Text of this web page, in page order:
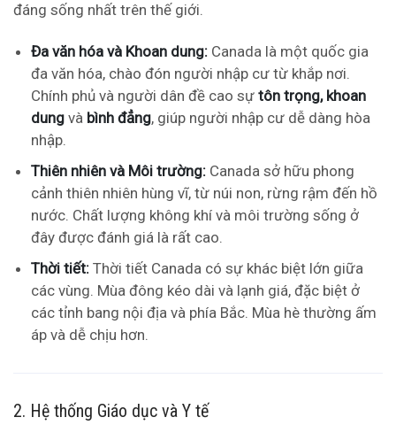
đáng sống nhất trên thế giới.
Đa văn hóa và Khoan dung: Canada là một quốc gia
đa văn hóa, chào đón người nhập cư từ khắp nơi.
Chính phủ và người dân đề cao sự tôn trọng, khoan
dung và bình đẳng, giúp người nhập cư dễ dàng hòa
nhập.
Thiên nhiên và Môi trường: Canada sở hữu phong
cảnh thiên nhiên hùng vĩ, từ núi non, rừng rậm đến hồ
nước. Chất lượng không khí và môi trường sống ở
đây được đánh giá là rất cao.
Thời tiết: Thời tiết Canada có sự khác biệt lớn giữa
các vùng. Mùa đông kéo dài và lạnh giá, đặc biệt ở
các tỉnh bang nội địa và phía Bắc. Mùa hè thường ấm
áp và dễ chịu hơn.
2. Hệ thống Giáo dục và Y tế